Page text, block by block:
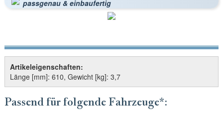
passgenau & einbaufertig
Artikeleigenschaften:
Länge [mm]: 610, Gewicht [kg]: 3,7
Passend für folgende Fahrzeuge*: